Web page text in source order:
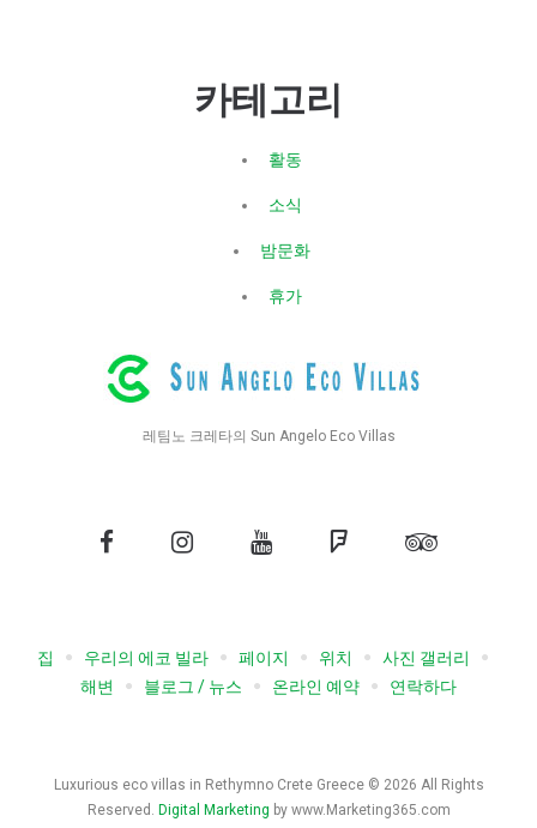
카테고리
활동
소식
밤문화
휴가
레팀노 크레타의 Sun Angelo Eco Villas
램
바
집 우리의 에코 빌라 페이지 위치
사진 갤러리
해변
블로그 / 뉴스 온라인 예약 연락하다
Luxurious eco villas in Rethymno Crete Greece © 2026 All Rights
Reserved. Digital Marketing by www.Marketing365.com